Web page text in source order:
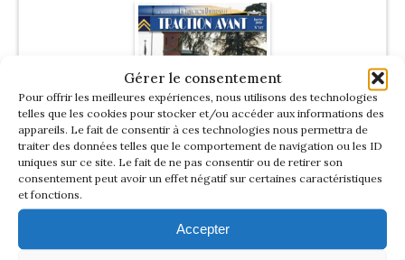
Gérer le consentement
Pour offrir les meilleures expériences, nous utilisons des technologies
telles que les cookies pour stocker et/ou accéder aux informations des
appareils. Le fait de consentir à ces technologies nous permettra de
traiter des données telles que le comportement de navigation ou les ID
uniques sur ce site. Le fait de ne pas consentir ou de retirer son
consentement peut avoir un effet négatif sur certaines caractéristiques
et fonctions.
Accepter
Lire cette revue